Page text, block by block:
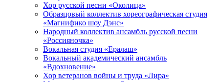
Хор русской песни «Околица»
Образцовый коллектив хореографическая студия
«Магнифико шоу Дэнс»
Народный коллектив ансамбль русской песни
«Россияночка»
Вокальная студия «Ералаш»
Вокальный академический ансамбль
«Вдохновение»
Хор ветеранов войны и труда «Лира»